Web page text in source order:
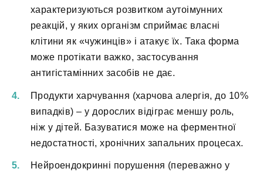
характеризуються розвитком аутоімунних
реакцій, у яких організм сприймає власні
клітини як «чужинців» і атакує їх. Така форма
може протікати важко, застосування
антигістамінних засобів не дає.
Продукти харчування (харчова алергія, до 10%
випадків) – у дорослих відіграє меншу роль,
ніж у дітей. Базуватися може на ферментної
недостатності, хронічних запальних процесах.
Нейроендокринні порушення (переважно у